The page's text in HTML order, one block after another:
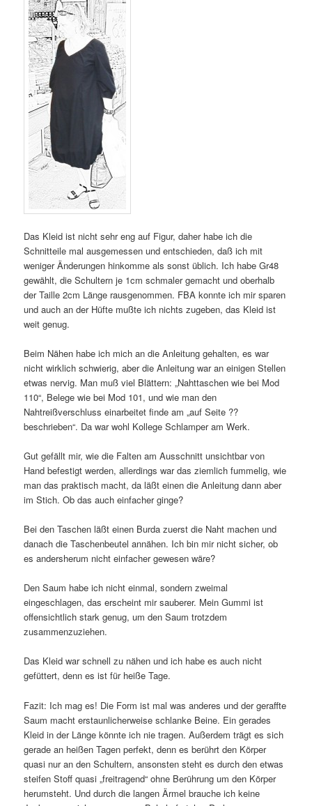
Das Kleid ist nicht sehr eng auf Figur, daher habe ich die
Schnitteile mal ausgemessen und entschieden, daß ich mit
weniger Änderungen hinkomme als sonst üblich. Ich habe Gr48
gewählt, die Schultern je 1cm schmaler gemacht und oberhalb
der Taille 2cm Länge rausgenommen. FBA konnte ich mir sparen
und auch an der Hüfte mußte ich nichts zugeben, das Kleid ist
weit genug.
Beim Nähen habe ich mich an die Anleitung gehalten, es war
nicht wirklich schwierig, aber die Anleitung war an einigen Stellen
etwas nervig. Man muß viel Blättern: „Nahttaschen wie bei Mod
110“, Belege wie bei Mod 101, und wie man den
Nahtreißverschluss einarbeitet finde am „auf Seite ??
beschrieben“. Da war wohl Kollege Schlamper am Werk.
Gut gefällt mir, wie die Falten am Ausschnitt unsichtbar von
Hand befestigt werden, allerdings war das ziemlich fummelig, wie
man das praktisch macht, da läßt einen die Anleitung dann aber
im Stich. Ob das auch einfacher ginge?
Bei den Taschen läßt einen Burda zuerst die Naht machen und
danach die Taschenbeutel annähen. Ich bin mir nicht sicher, ob
es andersherum nicht einfacher gewesen wäre?
Den Saum habe ich nicht einmal, sondern zweimal
eingeschlagen, das erscheint mir sauberer. Mein Gummi ist
offensichtlich stark genug, um den Saum trotzdem
zusammenzuziehen.
Das Kleid war schnell zu nähen und ich habe es auch nicht
gefüttert, denn es ist für heiße Tage.
Fazit: Ich mag es! Die Form ist mal was anderes und der geraffte
Saum macht erstaunlicherweise schlanke Beine. Ein gerades
Kleid in der Länge könnte ich nie tragen. Außerdem trägt es sich
gerade an heißen Tagen perfekt, denn es berührt den Körper
quasi nur an den Schultern, ansonsten steht es durch den etwas
steifen Stoff quasi „freitragend“ ohne Berührung um den Körper
herumsteht. Und durch die langen Ärmel brauche ich keine